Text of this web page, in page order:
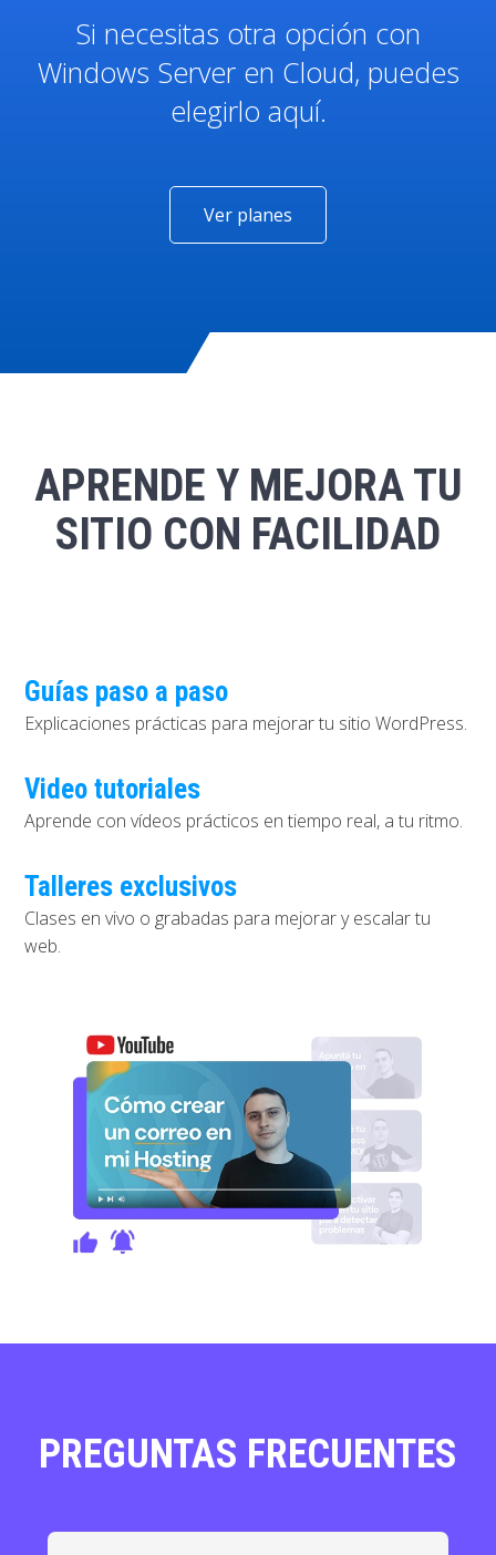
Si necesitas otra opción con
Windows Server en Cloud, puedes
elegirlo aquí.
Ver planes
APRENDE Y MEJORA TU
SITIO CON FACILIDAD
Guías paso a paso
Explicaciones prácticas para mejorar tu sitio WordPress.
Video tutoriales
Aprende con vídeos prácticos en tiempo real, a tu ritmo.
Talleres exclusivos
Clases en vivo o grabadas para mejorar y escalar tu
web.
PREGUNTAS FRECUENTES